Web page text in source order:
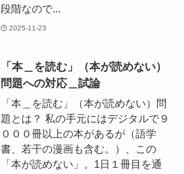
段階なので...
2025-11-23
「本＿を読む」（本が読めない）
問題への対応＿試論
「本＿を読む」（本が読めない）問
題とは？ 私の手元にはデジタルで９
０００冊以上の本があるが（語学
書、若干の漫画も含む。）、この
「本が読めない」。1日１冊目を通